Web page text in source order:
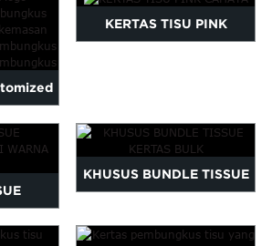
Disesuaikan...
pa...
KERTAS TISU PINK
KHUSUS BUNDLE TISSUE